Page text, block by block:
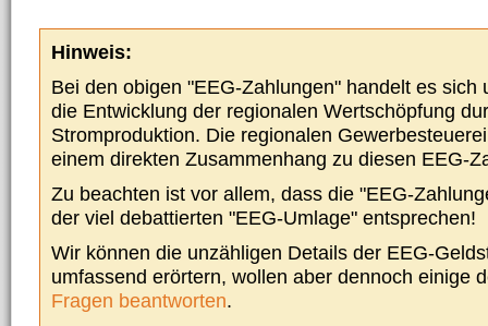
Hinweis:
Bei den obigen "EEG-Zahlungen" handelt es sich
die Entwicklung der regionalen Wertschöpfung
Stromproduktion. Die regionalen
einem direkten Zusammenhang zu diesen EEG-
Zu beachten ist vor allem, dass die "EEG-
der viel debattierten "EEG-Umlage" entsprechen!
Wir können die unzähligen Details der EEG-
umfassend erörtern, wollen aber dennoch einige
Fragen beantworten.